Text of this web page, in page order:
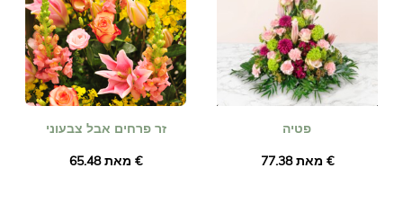
זר פרחים אבל צבעוני
מאת ‏65.48 €
פטיה
מאת ‏77.38 €